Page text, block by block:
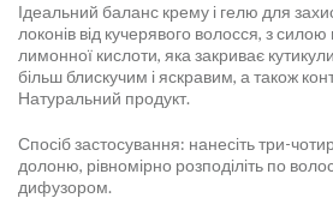
Ідеальний баланс крему і гелю для
локонів від кучерявого волосся, з силою
лимонної кислоти, яка закриває
більш блискучим і яскравим, а також
Натуральний продукт.
Спосіб застосування: нанесіть три-
долоню, рівномірно розподіліть по
дифузором.